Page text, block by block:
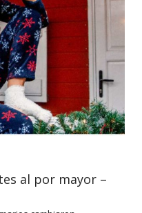
en Europa ya en el
ganó la mayor
el …
al por mayor –